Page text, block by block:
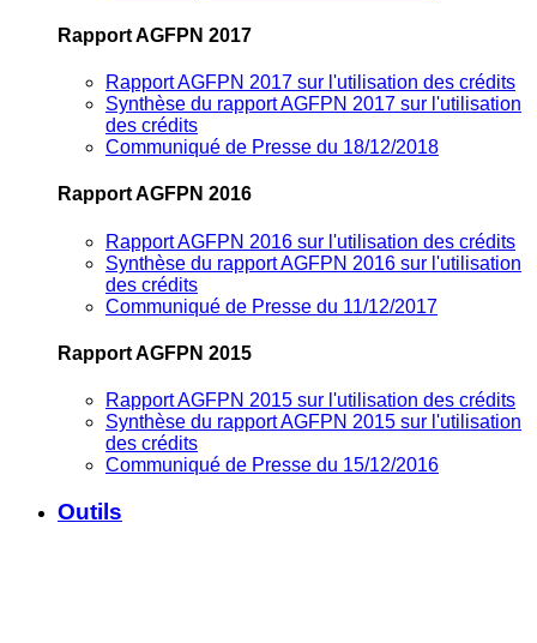
Rapport AGFPN 2017
Rapport AGFPN 2017 sur l'utilisation des crédits
Synthèse du rapport AGFPN 2017 sur l'utilisation
des crédits
Communiqué de Presse du 18/12/2018
Rapport AGFPN 2016
Rapport AGFPN 2016 sur l'utilisation des crédits
Synthèse du rapport AGFPN 2016 sur l'utilisation
des crédits
Communiqué de Presse du 11/12/2017
Rapport AGFPN 2015
Rapport AGFPN 2015 sur l'utilisation des crédits
Synthèse du rapport AGFPN 2015 sur l'utilisation
des crédits
Communiqué de Presse du 15/12/2016
Outils